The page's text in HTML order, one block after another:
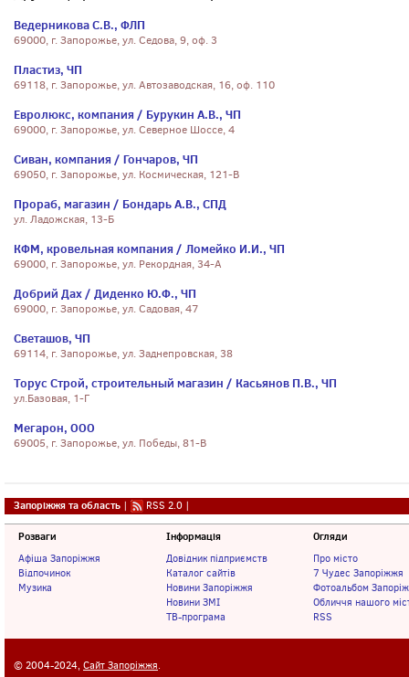
Ведерникова С.В., ФЛП
69000, г. Запорожье, ул. Седова, 9, оф. 3
Пластиз, ЧП
69118, г. Запорожье, ул. Автозаводская, 16, оф. 110
Евролюкс, компания / Бурукин А.В., ЧП
69000, г. Запорожье, ул. Северное Шоссе, 4
Сиван, компания / Гончаров, ЧП
69050, г. Запорожье, ул. Космическая, 121-В
Прораб, магазин / Бондарь А.В., СПД
ул. Ладожская, 13-Б
КФМ, кровельная компания / Ломейко И.И., ЧП
69000, г. Запорожье, ул. Рекордная, 34-А
Добрий Дах / Диденко Ю.Ф., ЧП
69000, г. Запорожье, ул. Садовая, 47
Светашов, ЧП
69114, г. Запорожье, ул. Заднепровская, 38
Торус Строй, строительный магазин / Касьянов П.В., ЧП
ул.Базовая, 1-Г
Мегарон, ООО
69005, г. Запорожье, ул. Победы, 81-В
Запоріжжя та область | RSS 2.0 |
Розваги
Афіша Запоріжжя
Відпочинок
Музика
Інформація
Довідник підприємств
Каталог сайтів
Новини Запоріжжя
Новини ЗМІ
ТВ-програма
Огляди
Про місто
7 Чудес Запоріжжя
Фотоальбом
Обличчя нашого
RSS
© 2004-2024, Сайт Запоріжжя.